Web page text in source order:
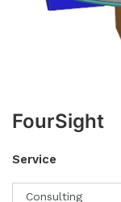
FourSight
Service